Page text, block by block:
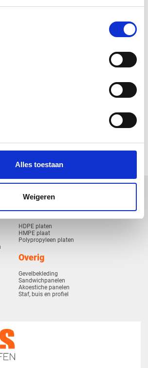
Alles toestaan
Weigeren
Kunststoffen een9,0/10na2662 beoordelingen
check_circle2-5dagen levertijd
Technische kunststoffen
HDPE platen
HMPE plaat
Polypropyleen platen
Overig
Gevelbekleding
Sandwichpanelen
Akoestiche panelen
Staf, buis en profiel